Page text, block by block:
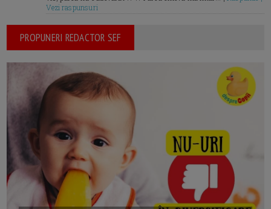
Vezi raspunsuri
PROPUNERI REDACTOR SEF